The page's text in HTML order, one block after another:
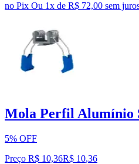
no Pix Ou 1x de R$ 72,00 sem
Mola Perfil Alumínio
5% OFF
Preço R$ 10,36R$ 10,36